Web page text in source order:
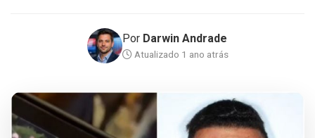
Por Darwin Andrade
Atualizado 1 ano atrás